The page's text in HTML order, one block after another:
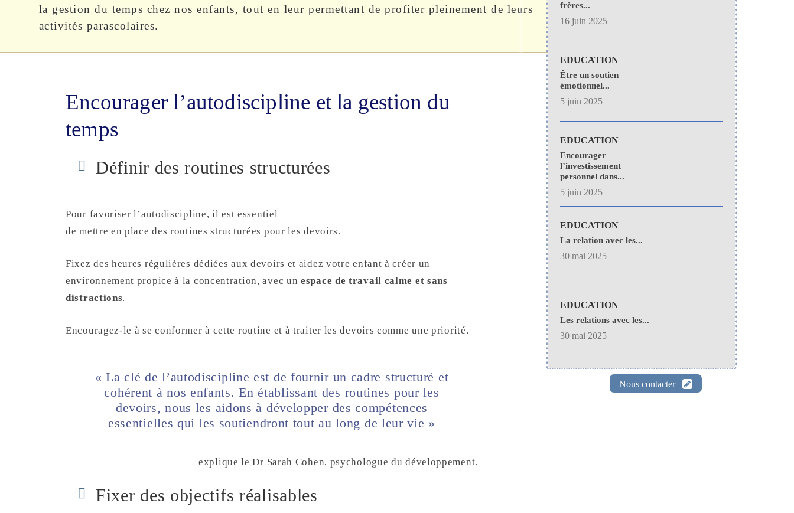
la gestion du temps chez nos enfants, tout en leur permettant de profiter pleinement de leurs
activités parascolaires.
Encourager l’autodiscipline et la gestion du
temps
Définir des routines structurées
Pour favoriser l’autodiscipline, il est essentiel
de mettre en place des routines structurées pour les devoirs.
Fixez des heures régulières dédiées aux devoirs et aidez votre enfant à créer un
environnement propice à la concentration, avec unespace de travail calme et sans
distractions.
Encouragez-le à se conformer à cette routine et à traiter les devoirs comme une priorité.
« La clé de l’autodiscipline est de fournir un cadre structuré et
cohérent à nos enfants. En établissant des routines pour les
devoirs, nous les aidons à développer des compétences
essentielles qui les soutiendront tout au long de leur vie »
explique le Dr Sarah Cohen, psychologue du développement.
Fixer des objectifs réalisables
frères...
16 juin 2025
EDUCATION
Être un soutien
émotionnel...
5 juin 2025
EDUCATION
Encourager
l’investissement
personnel dans...
5 juin 2025
EDUCATION
La relation avec les...
30 mai 2025
EDUCATION
Les relations avec les...
30 mai 2025
Nous contacter